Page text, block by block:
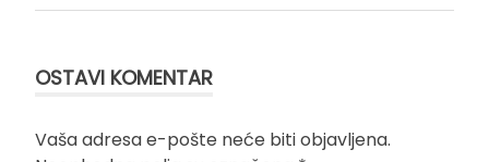
OSTAVI KOMENTAR
Vaša adresa e-pošte neće biti objavljena.